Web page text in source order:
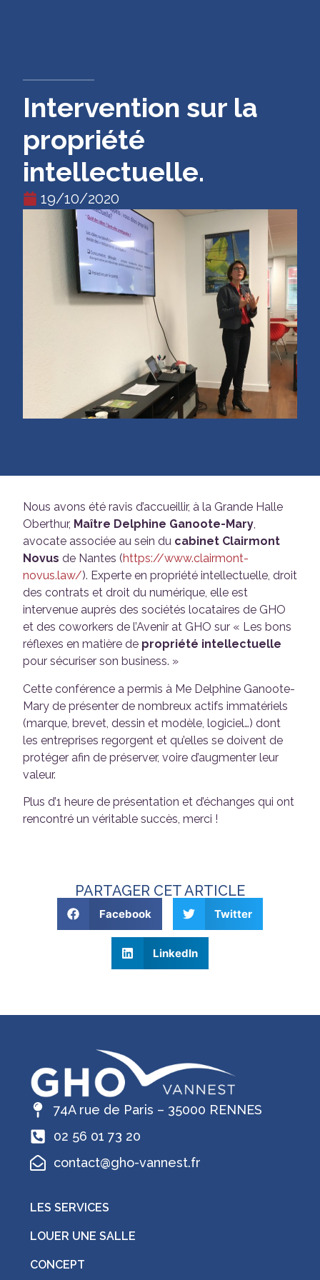
Intervention sur la
propriété
intellectuelle.
19/10/2020
Nous avons été ravis d’accueillir, à la Grande Halle
Oberthur, Maître Delphine Ganoote-Mary,
avocate associée au sein du cabinet Clairmont
Novus de Nantes (https://www.clairmont-
novus.law/). Experte en propriété intellectuelle, droit
des contrats et droit du numérique, elle est
intervenue auprès des sociétés locataires de GHO
et des coworkers de l’Avenir at GHO sur « Les bons
réflexes en matière de propriété intellectuelle
pour sécuriser son business. »
Cette conférence a permis à Me Delphine Ganoote-
Mary de présenter de nombreux actifs immatériels
(marque, brevet, dessin et modèle, logiciel…) dont
les entreprises regorgent et qu’elles se doivent de
protéger afin de préserver, voire d’augmenter leur
valeur.
Plus d’1 heure de présentation et d’échanges qui ont
rencontré un véritable succès, merci !
PARTAGER CET ARTICLE
Facebook Twitter
LinkedIn
74A rue de Paris – 35000 RENNES
02 56 01 73 20
contact@gho-vannest.fr
LES SERVICES
LOUER UNE SALLE
CONCEPT